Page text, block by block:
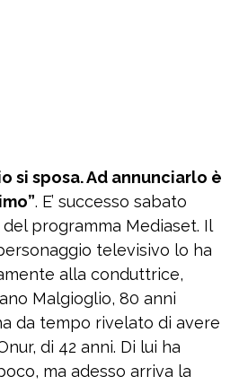
si sposa. Ad annunciarlo è
. E’ successo sabato
programma Mediaset. Il
televisivo lo ha
alla conduttrice,
Malgioglio, 80 anni
da tempo rivelato di avere
di 42 anni. Di lui ha
ma adesso arriva la